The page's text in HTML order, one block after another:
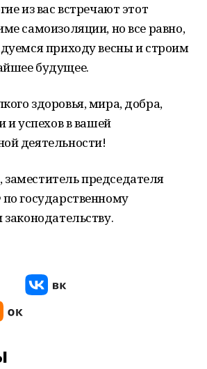
из вас встречают этот
самоизоляции, но все равно,
приходу весны и строим
будущее.
здоровья, мира, добра,
и успехов в вашей
деятельности!
председателя
государственному
законодательству.